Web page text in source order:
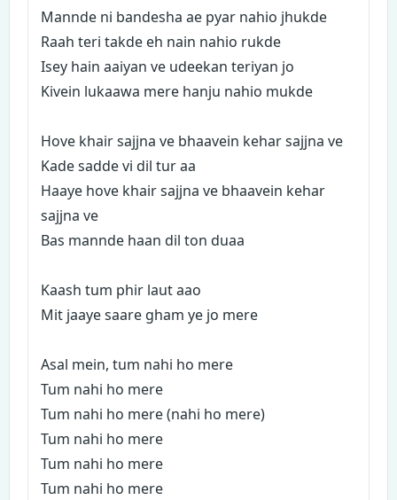
Mannde ni bandesha ae pyar nahio jhukde
Raah teri takde eh nain nahio rukde
Isey hain aaiyan ve udeekan teriyan jo
Kivein lukaawa mere hanju nahio mukde
Hove khair sajjna ve bhaavein kehar sajjna ve
Kade sadde vi dil tur aa
Haaye hove khair sajjna ve bhaavein kehar
sajjna ve
Bas mannde haan dil ton duaa
Kaash tum phir laut aao
Mit jaaye saare gham ye jo mere
Asal mein, tum nahi ho mere
Tum nahi ho mere
Tum nahi ho mere (nahi ho mere)
Tum nahi ho mere
Tum nahi ho mere
Tum nahi ho mere